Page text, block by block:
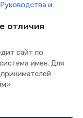
Руководства и
отличия
сайт по
имен. Для